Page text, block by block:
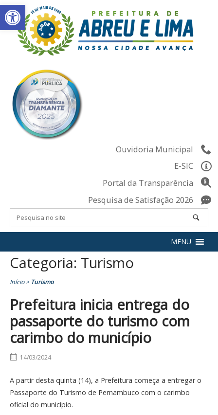
Abrir a barra de ferramentas
Skip
to
content
Ouvidoria Municipal
E-SIC
Portal da Transparência
Pesquisa de Satisfação 2026
MENU
Categoria: Turismo
Início> Turismo
Prefeitura inicia entrega do
passaporte do turismo com
carimbo do município
14/03/2024
A partir desta quinta (14), a Prefeitura começa a entregar o
Passaporte do Turismo de Pernambuco com o carimbo
oficial do município.